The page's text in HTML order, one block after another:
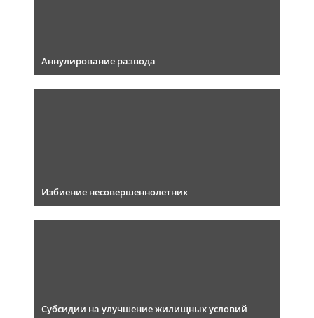
Аннулирование развода
Избиение несовершеннолетних
Субсидии на улучшение жилищных условий